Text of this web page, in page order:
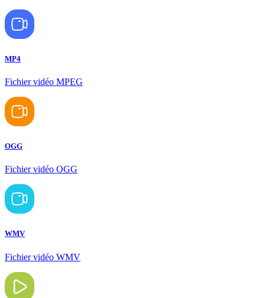
MP4
Fichier vidéo MPEG
OGG
Fichier vidéo OGG
WMV
Fichier vidéo WMV